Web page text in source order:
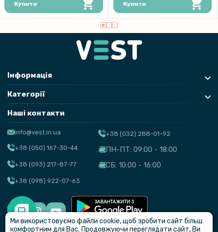
Купити Купити
Інформація
Категорії
Наші контакти
info@vest.in.ua
+38 (050) 167-30-44
+38 (093) 217-87-77
+38 (098) 922-07-63
+38 (032) 288-01-92
ПН-ПТ: 09:00 - 18:00
СБ: 10:00 - 16:00
© VEST
Ми використовуємо файли cookie, щоб зробити сайт більш
комфортним для Вас. Продовжуючи переглядати сайт, Ви